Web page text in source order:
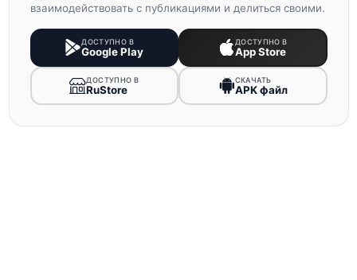
взаимодействовать с публикациями и делиться своими.
ДОСТУПНО В
Google Play
ДОСТУПНО В
App Store
ДОСТУПНО В
RuStore
СКАЧАТЬ
APK файл